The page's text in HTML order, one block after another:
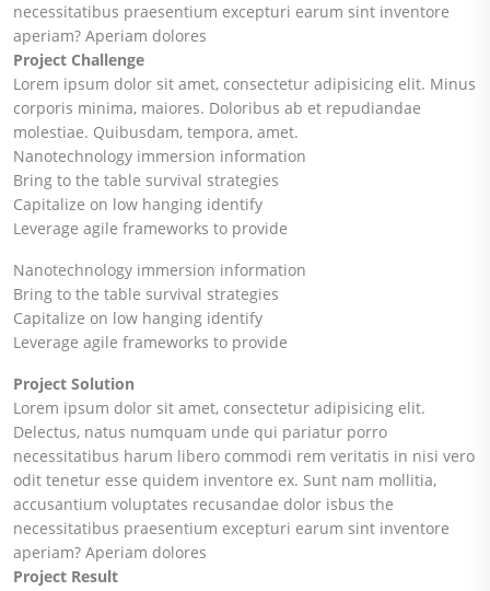
necessitatibus praesentium excepturi earum sint inventore
aperiam? Aperiam dolores
Project Challenge
Lorem ipsum dolor sit amet, consectetur adipisicing elit. Minus
corporis minima, maiores. Doloribus ab et repudiandae
molestiae. Quibusdam, tempora, amet.
Nanotechnology immersion information
Bring to the table survival strategies
Capitalize on low hanging identify
Leverage agile frameworks to provide
Nanotechnology immersion information
Bring to the table survival strategies
Capitalize on low hanging identify
Leverage agile frameworks to provide
Project Solution
Lorem ipsum dolor sit amet, consectetur adipisicing elit.
Delectus, natus numquam unde qui pariatur porro
necessitatibus harum libero commodi rem veritatis in nisi vero
odit tenetur esse quidem inventore ex. Sunt nam mollitia,
accusantium voluptates recusandae dolor isbus the
necessitatibus praesentium excepturi earum sint inventore
aperiam? Aperiam dolores
Project Result